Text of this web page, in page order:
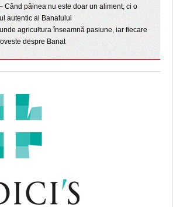
Când pâinea nu este doar un aliment, ci o
autentic al Banatului
agricultura înseamnă pasiune, iar fiecare
despre Banat